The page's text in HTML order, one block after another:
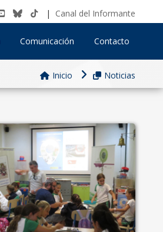
| Canal del Informante
Comunicación Contacto
Inicio Noticias